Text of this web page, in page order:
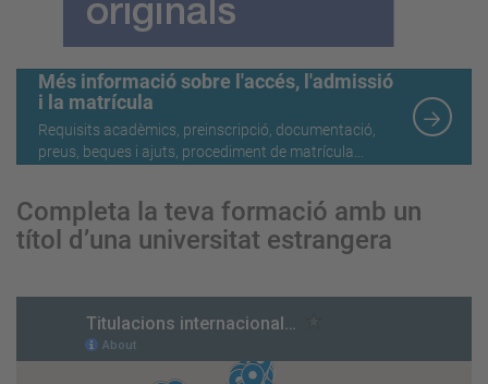
Més informació sobre l'accés, l'admissió
i la matrícula
Requisits acadèmics, preinscripció, documentació,
preus, beques i ajuts, procediment de matrícula...
Completa la teva formació amb un
títol d’una universitat estrangera